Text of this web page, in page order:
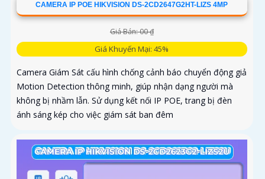
CAMERA IP POE HIKVISION DS-2CD2647G2HT-LIZS 4MP
Giá Bán: 00 ₫
Giá Khuyến Mại: 45%
Camera Giám Sát cấu hình chống cảnh báo chuyển động giả
Motion Detection thông minh, giúp nhận dạng người mà
không bị nhầm lẫn. Sử dụng kết nối IP POE, trang bị đèn
ánh sáng kép cho việc giám sát ban đêm